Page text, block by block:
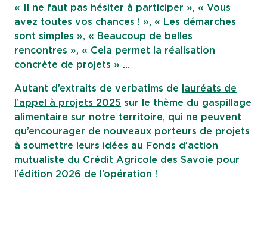
« Il ne faut pas hésiter à participer », « Vous
avez toutes vos chances ! », « Les démarches
sont simples », « Beaucoup de belles
rencontres », « Cela permet la réalisation
concrète de projets » …
Autant d’extraits de verbatims de
lauréats de
l’appel à projets 2025 sur le thème du gaspillage
alimentaire sur notre territoire, qui ne peuvent
qu’encourager de nouveaux porteurs de projets
à soumettre leurs idées au Fonds d’action
mutualiste du Crédit Agricole des Savoie pour
l’édition 2026 de l’opération !